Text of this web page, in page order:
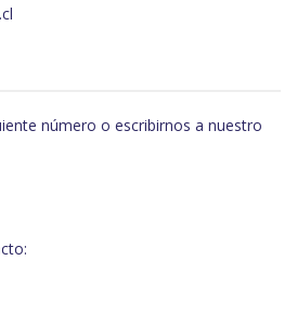
número o escribirnos a nuestro